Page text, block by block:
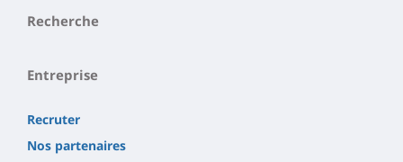
Recherche
Entreprise
Recruter
Nos partenaires